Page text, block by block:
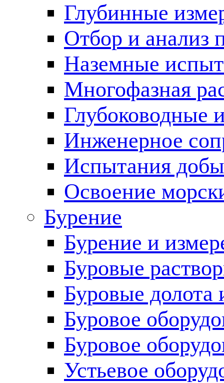
Глубинные
Отбор и анализ
Наземные
Многофазная
Глубоководные
Инженерное
Испытания
Освоение
Бурение
Бурение и
Буровые
Буровые долота
Буровое
Буровое
Устьевое